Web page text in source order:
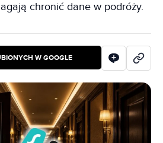
chronić dane w podróży.
W GOOGLE